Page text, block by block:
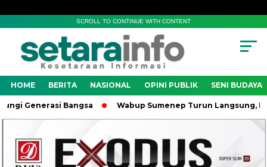
SCROLL TO CONTINUE WITH CONTENT
HOME BERITA NASIONAL OPINI PUBLIK SENI BUDAYA
Generasi Bangsa Wabup Sumenep Turun Langsung,